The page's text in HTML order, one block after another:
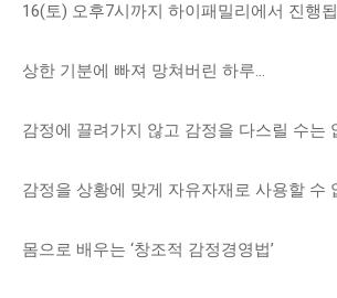
16(토) 오후7시까지 하이패밀리에서 진행
상한 기분에 빠져 망쳐버린 하루...
감정에 끌려가지 않고 감정을 다스릴 수는
감정을 상황에 맞게 자유자재로 사용할 수
몸으로 배우는 ‘창조적 감정경영법’